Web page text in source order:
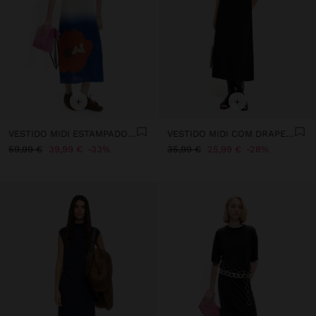
+
VESTIDO MIDI ESTAMPADO FLOR
59,99 €
39,99 € 33%
+
VESTIDO MIDI COM DRAPEADO
35,99 €
25,99 € 28%